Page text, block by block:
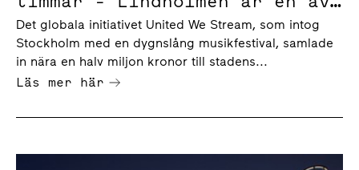
fyra spelplatser
Det globala initiativet United We Stream, som intog
Stockholm med en dygnslång musikfestival, samlade
in nära en halv miljon kronor till stadens...
Läs mer här